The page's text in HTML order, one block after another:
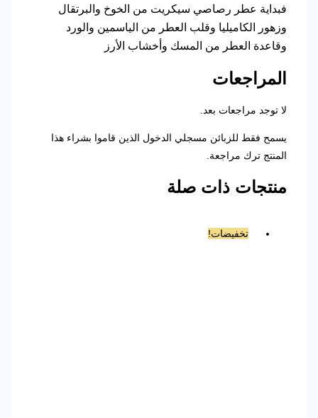
فبداية عطر رصاصي سيكريت من الخوخ والبرتقال
وزهور الكاميليا وقلب العطر من الياسمين والورد
وقاعدة العطر من المسك وأخشاب الأرز
المراجعات
لا توجد مراجعات بعد.
يسمح فقط للزبائن مسجلي الدخول الذين قاموا بشراء هذا
المنتج ترك مراجعة.
منتجات ذات صلة
تخفيضات!